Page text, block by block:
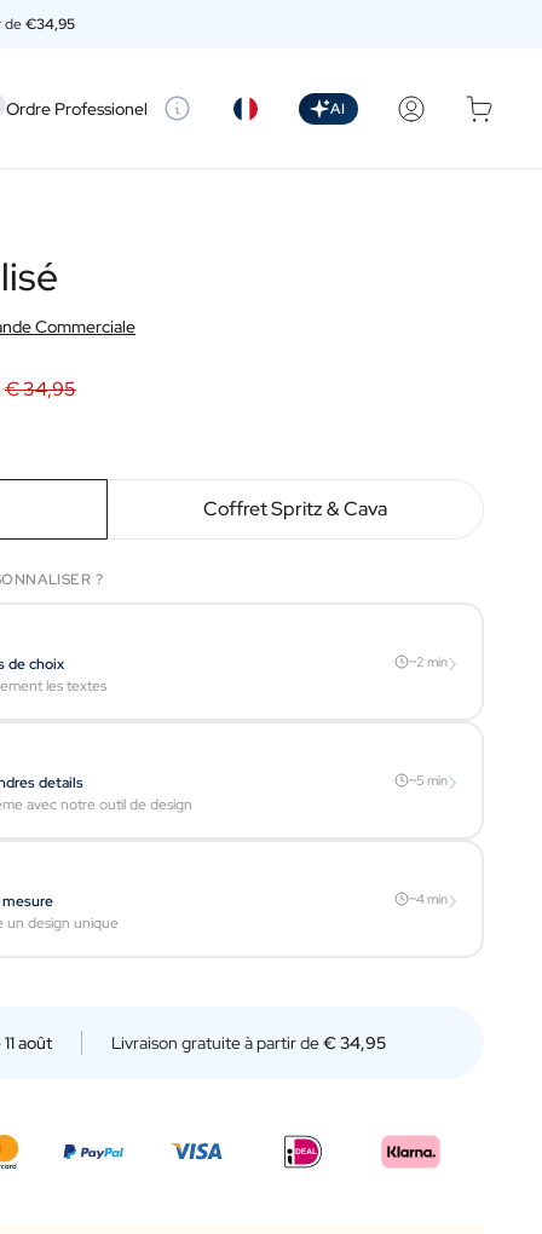
de€34,95
Ordre Professionel AI
Commerciale
€ 34,95
Coffret Spritz & Cava
?
de choix
les textes
~2 min›
details
avec notre outil de design
~5 min›
un design unique
~4 min›
11 août Livraison gratuite à partir de€ 34,95